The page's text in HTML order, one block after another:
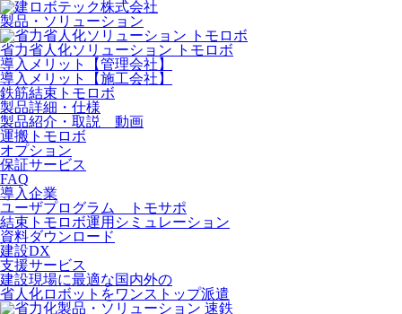
製品・ソリューション
省力省人化ソリューション トモロボ
導入メリット【管理会社】
導入メリット【施工会社】
鉄筋結束トモロボ
製品詳細・仕様
製品紹介・取説 動画
運搬トモロボ
オプション
保証サービス
FAQ
導入企業
ユーザプログラム トモサポ
結束トモロボ運用シミュレーション
資料ダウンロード
建設DX
支援サービス
建設現場に最適な国内外の
省人化ロボットをワンストップ派遣